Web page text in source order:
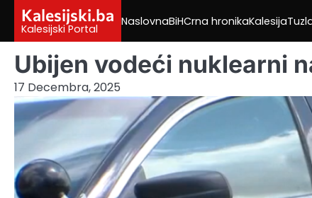
content
Kalesijski.ba
Kalesijski Portal
NaslovnaBiHCrna hronikaKalesija
Ubijen vodeći nuklearni
17 Decembra, 2025